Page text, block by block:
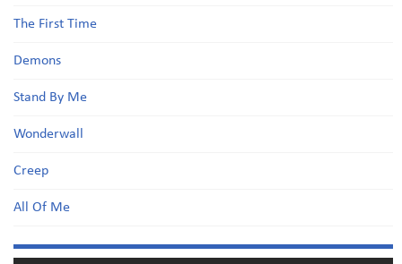
The First Time
Demons
Stand By Me
Wonderwall
Creep
All Of Me